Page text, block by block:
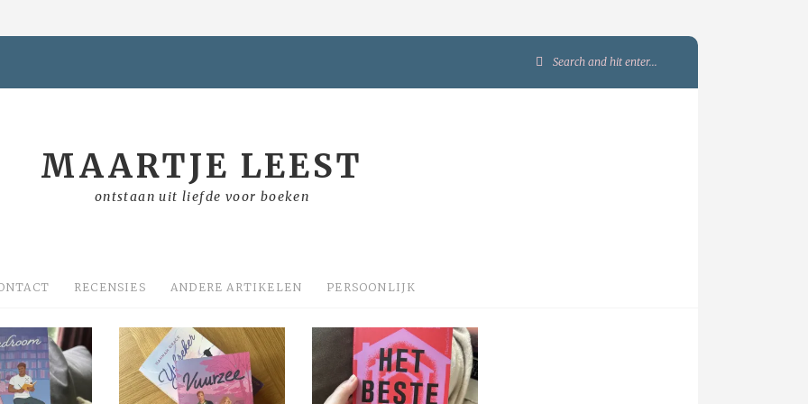
Search
MAARTJE LEEST
ontstaan uit liefde voor boeken
RECENSIES ANDERE ARTIKELEN PERSOONLIJK